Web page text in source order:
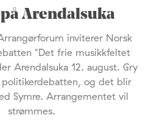
Arendalsuka
inviterer Norsk
"Det frie musikkfeltet
Arendalsuka 12. august. Gry
og det blir
Symre. Arrangementet vil
strømmes.